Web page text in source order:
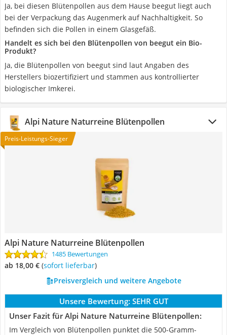
Ja, bei diesen Blütenpollen aus dem Hause beegut liegt auch
bei der Verpackung das Augenmerk auf Nachhaltigkeit. So
befinden sich die Pollen in einem Glasgefäß.
Handelt es sich bei den Blütenpollen von beegut ein Bio-
Produkt?
Ja, die Blütenpollen von beegut sind laut Angaben des
Herstellers biozertifiziert und stammen aus kontrollierter
biologischer Imkerei.
Alpi Nature Naturreine Blütenpollen
Preis-Leistungs-Sieger
Alpi Nature Naturreine Blütenpollen
1485 Bewertungen
ab 18,00 € ( Sofort lieferbar)
Preisvergleich und weitere Angebote
Unsere Bewertung: SEHR GUT
Unser Fazit für Alpi Nature Naturreine Blütenpollen:
Im Vergleich von Blütenpollen punktet die 500-Gramm-